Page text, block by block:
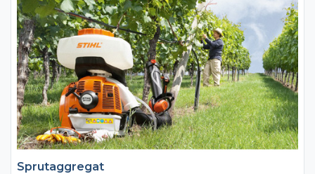
iMOW jobbar så snabbt, så kan du njuta av din gräsmatta fullt
ut. Alla iMOW robotgräsklippare med ett C i modellnamnet
kommer med app-styrning så att du har full kontroll över din
robotklippare direkt i din smarttelefon eller surfplatta.
Sprutaggregat